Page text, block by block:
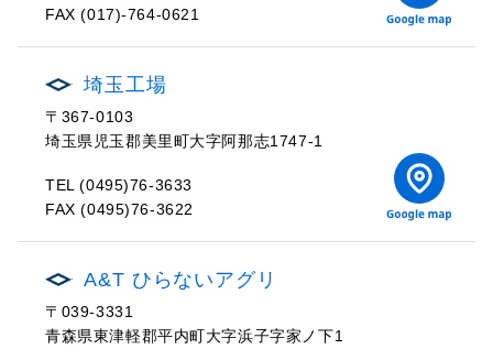
FAX (017)-764-0621
埼玉工場
〒367-0103
埼玉県児玉郡美里町大字阿那志1747-1
TEL (0495)76-3633
FAX (0495)76-3622
A&T ひらないアグリ
〒039-3331
青森県東津軽郡平内町大字浜子字家ノ下1